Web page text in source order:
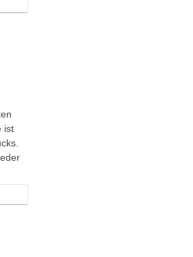
ist